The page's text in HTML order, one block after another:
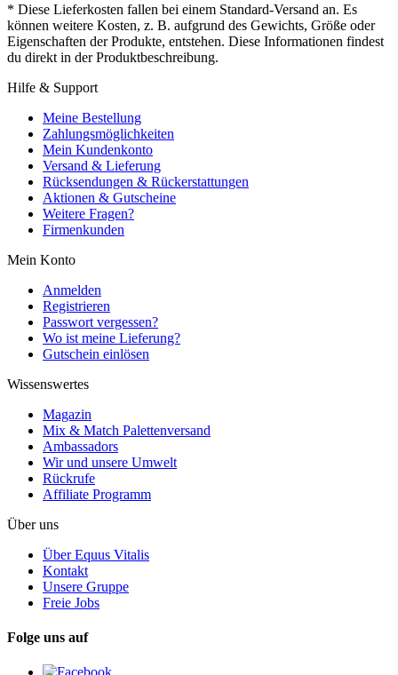
* Diese Lieferkosten fallen bei einem Standard-Versand an. Es
können weitere Kosten, z. B. aufgrund des Gewichts, Größe oder
Eigenschaften der Produkte, entstehen. Diese Informationen findest
du direkt in der Produktbeschreibung.
Hilfe & Support
Meine Bestellung
Zahlungsmöglichkeiten
Mein Kundenkonto
Versand & Lieferung
Rücksendungen & Rückerstattungen
Aktionen & Gutscheine
Weitere Fragen?
Firmenkunden
Mein Konto
Anmelden
Registrieren
Passwort vergessen?
Wo ist meine Lieferung?
Gutschein einlösen
Wissenswertes
Magazin
Mix & Match Palettenversand
Ambassadors
Wir und unsere Umwelt
Rückrufe
Affiliate Programm
Über uns
Über Equus Vitalis
Kontakt
Unsere Gruppe
Freie Jobs
Folge uns auf